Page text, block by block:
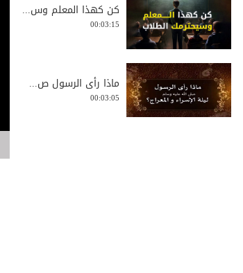
كن كهذا المعلم وس...
00:03:15
ماذا رأى الرسول ص...
00:03:05